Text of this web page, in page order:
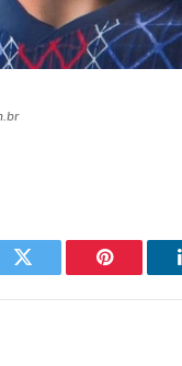
Twitter Pinterest